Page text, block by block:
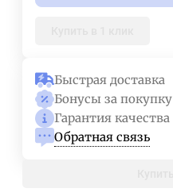
Быстрая доставка
Бонусы за покупку
Гарантия качества
Обратная связь